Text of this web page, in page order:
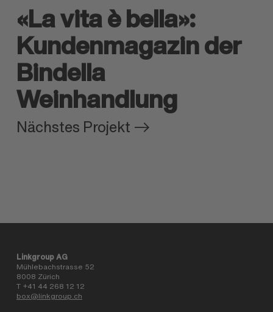
«La vita è bella»:
Kundenmagazin der
Bindella
Weinhandlung
Nächstes Projekt
Linkgroup AG
Mühlebachstrasse 52
8008 Zürich
T +41 44 268 12 12
box@linkgroup.ch